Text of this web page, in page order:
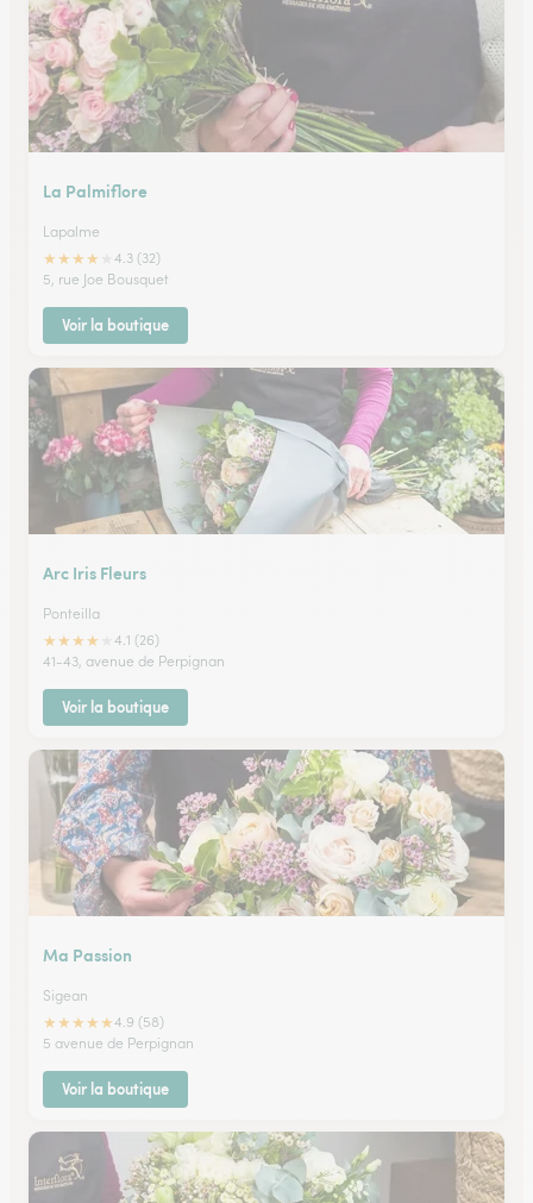
La Palmiflore
Lapalme
★★★★
4.3 (32)
5, rue Joe Bousquet
Voir la boutique
Arc Iris Fleurs
Ponteilla
★★★★
4.1 (26)
41-43, avenue de Perpignan
Voir la boutique
Ma Passion
Sigean
★★★★★4.9 (58)
5 avenue de Perpignan
Voir la boutique